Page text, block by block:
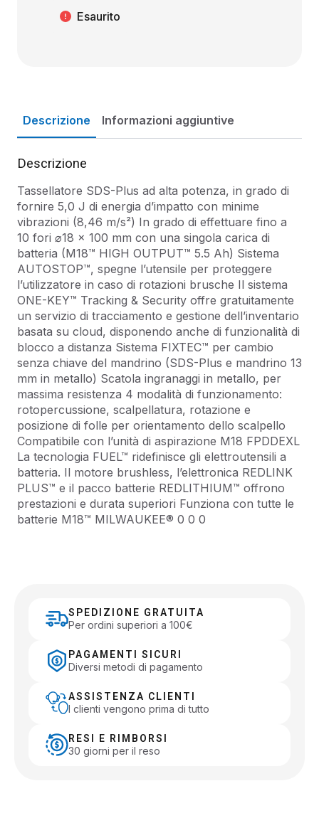
Esaurito
Descrizione Informazioni aggiuntive
Descrizione
Tassellatore SDS-Plus ad alta potenza, in grado di
fornire 5,0 J di energia d’impatto con minime
vibrazioni (8,46 m/s²) In grado di effettuare fino a
10 fori ⌀18 x 100 mm con una singola carica di
batteria (M18™ HIGH OUTPUT™ 5.5 Ah) Sistema
AUTOSTOP™, spegne l’utensile per proteggere
l’utilizzatore in caso di rotazioni brusche Il sistema
ONE-KEY™ Tracking & Security offre gratuitamente
un servizio di tracciamento e gestione dell’inventario
basata su cloud, disponendo anche di funzionalità di
blocco a distanza Sistema FIXTEC™ per cambio
senza chiave del mandrino (SDS-Plus e mandrino 13
mm in metallo) Scatola ingranaggi in metallo, per
massima resistenza 4 modalità di funzionamento:
rotopercussione, scalpellatura, rotazione e
posizione di folle per orientamento dello scalpello
Compatibile con l’unità di aspirazione M18 FPDDEXL
La tecnologia FUEL™ ridefinisce gli elettroutensili a
batteria. Il motore brushless, l’elettronica REDLINK
PLUS™ e il pacco batterie REDLITHIUM™ offrono
prestazioni e durata superiori Funziona con tutte le
batterie M18™ MILWAUKEE® 0 0 0
SPEDIZIONE GRATUITA
Per ordini superiori a 100€
PAGAMENTI SICURI
Diversi metodi di pagamento
ASSISTENZA CLIENTI
I clienti vengono prima di tutto
RESI E RIMBORSI
30 giorni per il reso